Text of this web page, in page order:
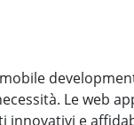
Le web
innovativi e